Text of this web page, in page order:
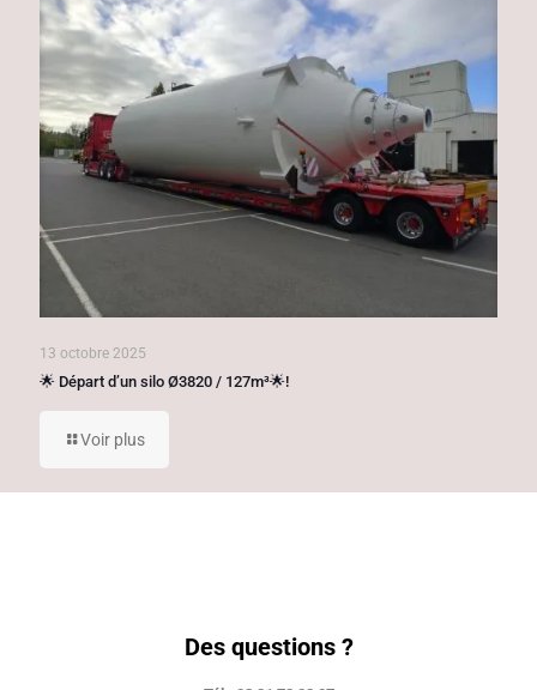
13 octobre 2025
🌟 Départ d’un silo Ø3820 / 127m³🌟!
Voir plus
Des questions ?